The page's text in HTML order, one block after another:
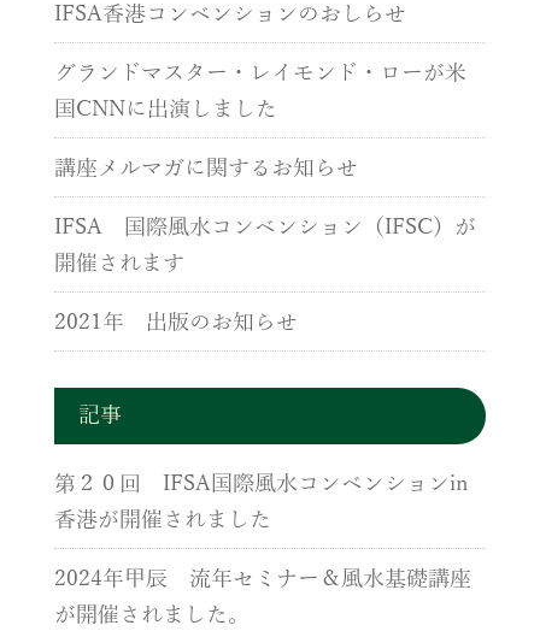
IFSA香港コンベンションのおしらせ
グランドマスター・レイモンド・ローが米
国CNNに出演しました
講座メルマガに関するお知らせ
IFSA 国際風水コンベンション（IFSC）が
開催されます
2021年 出版のお知らせ
記事
第２０回 IFSA国際風水コンベンションin
香港が開催されました
2024年甲辰 流年セミナー＆風水基礎講座
が開催されました。